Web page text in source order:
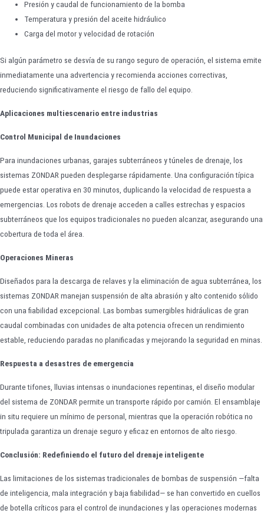
Presión y caudal de funcionamiento de la bomba
Temperatura y presión del aceite hidráulico
Carga del motor y velocidad de rotación
Si algún parámetro se desvía de su rango seguro de operación, el sistema emite
inmediatamente una advertencia y recomienda acciones correctivas,
reduciendo significativamente el riesgo de fallo del equipo.
Aplicaciones multiescenario entre industrias
Control Municipal de Inundaciones
Para inundaciones urbanas, garajes subterráneos y túneles de drenaje, los
sistemas ZONDAR pueden desplegarse rápidamente. Una configuración típica
puede estar operativa en 30 minutos, duplicando la velocidad de respuesta a
emergencias. Los robots de drenaje acceden a calles estrechas y espacios
subterráneos que los equipos tradicionales no pueden alcanzar, asegurando una
cobertura de toda el área.
Operaciones Mineras
Diseñados para la descarga de relaves y la eliminación de agua subterránea, los
sistemas ZONDAR manejan suspensión de alta abrasión y alto contenido sólido
con una fiabilidad excepcional. Las bombas sumergibles hidráulicas de gran
caudal combinadas con unidades de alta potencia ofrecen un rendimiento
estable, reduciendo paradas no planificadas y mejorando la seguridad en minas.
Respuesta a desastres de emergencia
Durante tifones, lluvias intensas o inundaciones repentinas, el diseño modular
del sistema de ZONDAR permite un transporte rápido por camión. El ensamblaje
in situ requiere un mínimo de personal, mientras que la operación robótica no
tripulada garantiza un drenaje seguro y eficaz en entornos de alto riesgo.
Conclusión: Redefiniendo el futuro del drenaje inteligente
Las limitaciones de los sistemas tradicionales de bombas de suspensión —falta
de inteligencia, mala integración y baja fiabilidad— se han convertido en cuellos
de botella críticos para el control de inundaciones y las operaciones modernas